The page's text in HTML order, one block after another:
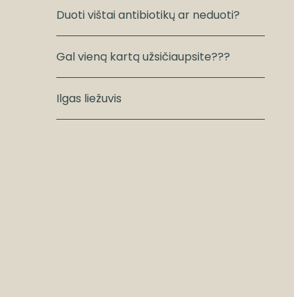
Duoti vištai antibiotikų ar neduoti?
Gal vieną kartą užsičiaupsite???
Ilgas liežuvis